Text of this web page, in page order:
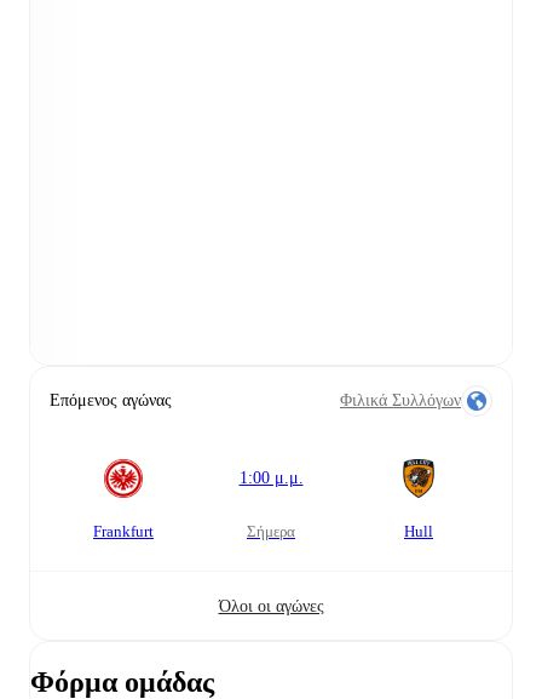
Επόμενος αγώνας Φιλικά Συλλόγων
Frankfurt
1:00 μ.μ.
σήμερα Hull
Όλοι οι αγώνες
Φόρμα ομάδας